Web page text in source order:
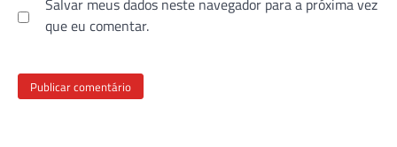
Salvar meus dados neste navegador para a próxima vez
que eu comentar.